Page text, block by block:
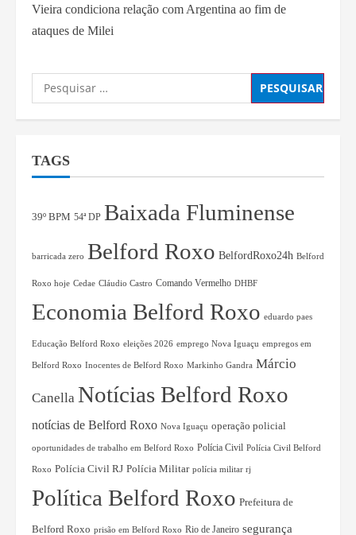
Vieira condiciona relação com Argentina ao fim de
ataques de Milei
TAGS
39º BPM 54ª DP Baixada Fluminense
barricada zero Belford Roxo BelfordRoxo24h Belford
Roxo hoje Cedae Cláudio Castro Comando Vermelho DHBF
Economia Belford Roxo eduardo paes
Educação Belford Roxo eleições 2026 emprego Nova Iguaçu empregos em
Belford Roxo Inocentes de Belford Roxo Markinho Gandra Márcio
Canella Notícias Belford Roxo
notícias de Belford Roxo Nova Iguaçu operação policial
oportunidades de trabalho em Belford Roxo Polícia Civil Polícia Civil Belford
Roxo Polícia Civil RJ Polícia Militar polícia militar rj
Política Belford Roxo Prefeitura de
Belford Roxo prisão em Belford Roxo Rio de Janeiro segurança